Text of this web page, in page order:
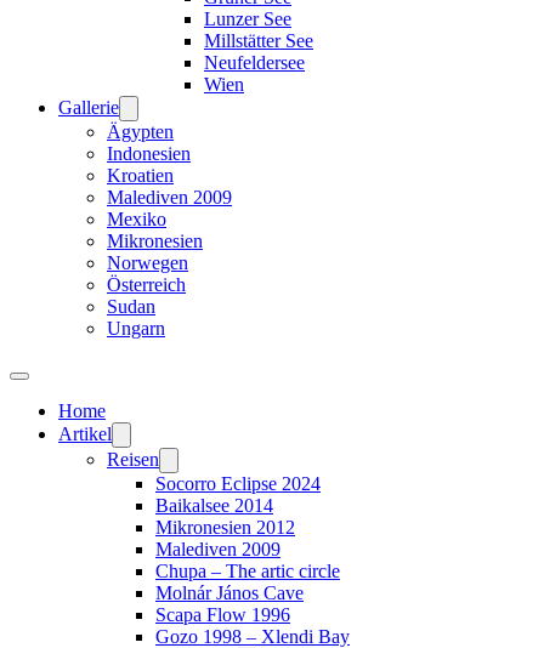
Lunzer See
Millstätter See
Neufeldersee
Wien
Gallerie
Ägypten
Indonesien
Kroatien
Malediven 2009
Mexiko
Mikronesien
Norwegen
Österreich
Sudan
Ungarn
Home
Artikel
Reisen
Socorro Eclipse 2024
Baikalsee 2014
Mikronesien 2012
Malediven 2009
Chupa – The artic circle
Molnár János Cave
Scapa Flow 1996
Gozo 1998 – Xlendi Bay